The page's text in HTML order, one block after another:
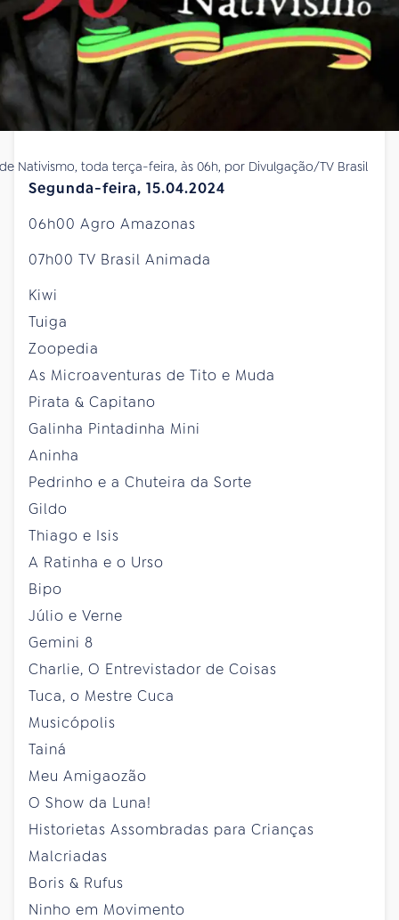
Nativismo, toda terça-feira, às 06h, por Divulgação/TV Brasil
Segunda-feira, 15.04.2024
06h00 Agro Amazonas
07h00 TV Brasil Animada
Kiwi
Tuiga
Zoopedia
As Microaventuras de Tito e Muda
Pirata & Capitano
Galinha Pintadinha Mini
Aninha
Pedrinho e a Chuteira da Sorte
Gildo
Thiago e Isis
A Ratinha e o Urso
Bipo
Júlio e Verne
Gemini 8
Charlie, O Entrevistador de Coisas
Tuca, o Mestre Cuca
Musicópolis
Tainá
Meu Amigaozão
O Show da Luna!
Historietas Assombradas para Crianças
Malcriadas
Boris & Rufus
Ninho em Movimento